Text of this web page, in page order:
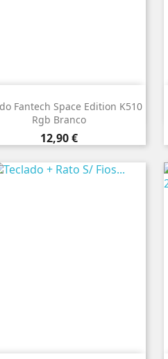
Fantech Space Edition K510
Rgb Branco
Preço
12,90 €
 Vista rápida